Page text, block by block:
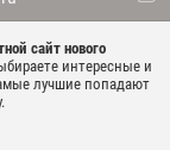
сайт нового
интересные и
лучшие попадают